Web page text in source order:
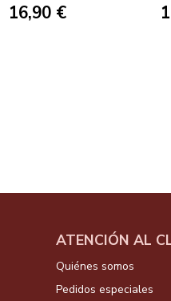
16,90 €
ATENCIÓN AL
Quiénes somos
Pedidos especiales